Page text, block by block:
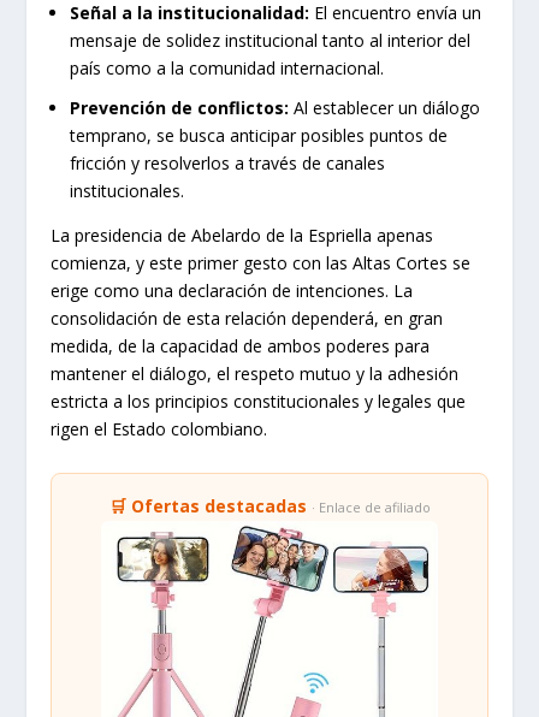
Señal a la institucionalidad: El encuentro envía un
mensaje de solidez institucional tanto al interior del
país como a la comunidad internacional.
Prevención de conflictos: Al establecer un diálogo
temprano, se busca anticipar posibles puntos de
fricción y resolverlos a través de canales
institucionales.
La presidencia de Abelardo de la Espriella apenas
comienza, y este primer gesto con las Altas Cortes se
erige como una declaración de intenciones. La
consolidación de esta relación dependerá, en gran
medida, de la capacidad de ambos poderes para
mantener el diálogo, el respeto mutuo y la adhesión
estricta a los principios constitucionales y legales que
rigen el Estado colombiano.
🛒 Ofertas destacadas · Enlace de afiliado